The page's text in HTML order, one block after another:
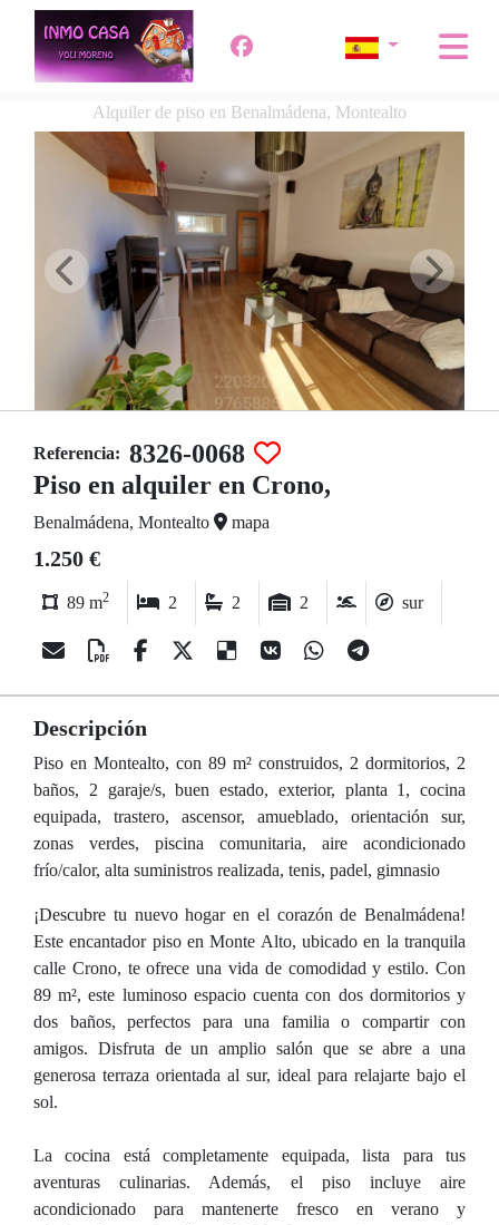
Alquiler de piso en Benalmádena, Montealto
Referencia: 8326-0068
Piso en alquiler en Crono,
Benalmádena, Montealto mapa
1.250 €
89 m2 2 2 2 sur
Descripción
Piso en Montealto, con 89 m² construidos, 2 dormitorios, 2
baños, 2 garaje/s, buen estado, exterior, planta 1, cocina
equipada, trastero, ascensor, amueblado, orientación sur,
zonas verdes, piscina comunitaria, aire acondicionado
frío/calor, alta suministros realizada, tenis, padel, gimnasio
¡Descubre tu nuevo hogar en el corazón de Benalmádena!
Este encantador piso en Monte Alto, ubicado en la tranquila
calle Crono, te ofrece una vida de comodidad y estilo. Con
89 m², este luminoso espacio cuenta con dos dormitorios y
dos baños, perfectos para una familia o compartir con
amigos. Disfruta de un amplio salón que se abre a una
generosa terraza orientada al sur, ideal para relajarte bajo el
sol.
La cocina está completamente equipada, lista para tus
aventuras culinarias. Además, el piso incluye aire
acondicionado para mantenerte fresco en verano y